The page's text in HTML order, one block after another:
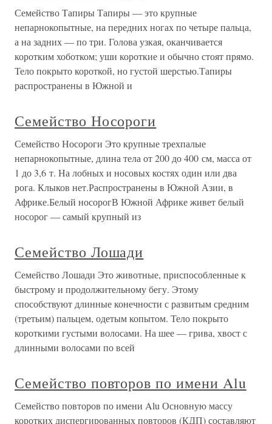
Семейство Тапиры Тапиры — это крупные
непарнокопытные, на передних ногах по четыре пальца,
а на задних — по три. Голова узкая, оканчивается
коротким хоботком; уши короткие и обычно стоят прямо.
Тело покрыто короткой, но густой шерстью.Тапиры
распространены в Южной и
Семейство Носороги
Семейство Носороги Это крупные трехпалые
непарнокопытные, длина тела от 200 до 400 см, масса от
1 до 3,6 т. На лобных и носовых костях один или два
рога. Клыков нет.Распространены в Южной Азии, в
Африке.Белый носорогВ Южной Африке живет белый
носорог — самый крупный из
Семейство Лошади
Семейство Лошади Это животные, приспособленные к
быстрому и продолжительному бегу. Этому
способствуют длинные конечности с развитым средним
(третьим) пальцем, одетым копытом. Тело покрыто
короткими густыми волосами. На шее — грива, хвост с
длинными волосами по всей
Семейство повторов по имени Alu
Семейство повторов по имени Alu Основную массу
коротких диспергированных повторов (КДП) составляют